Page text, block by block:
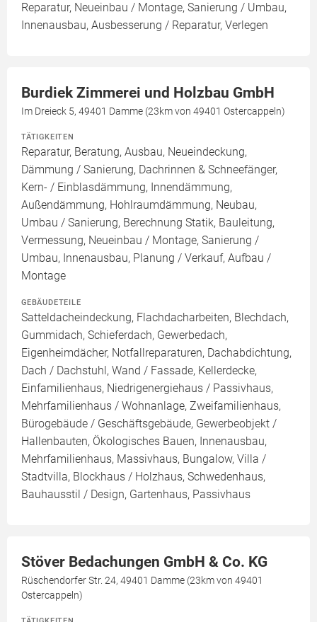
Reparatur, Neueinbau / Montage, Sanierung / Umbau,
Innenausbau, Ausbesserung / Reparatur, Verlegen
Burdiek Zimmerei und Holzbau GmbH
Im Dreieck 5, 49401 Damme (23km von 49401 Ostercappeln)
TÄTIGKEITEN
Reparatur, Beratung, Ausbau, Neueindeckung,
Dämmung / Sanierung, Dachrinnen & Schneefänger,
Kern- / Einblasdämmung, Innendämmung,
Außendämmung, Hohlraumdämmung, Neubau,
Umbau / Sanierung, Berechnung Statik, Bauleitung,
Vermessung, Neueinbau / Montage, Sanierung /
Umbau, Innenausbau, Planung / Verkauf, Aufbau /
Montage
GEBÄUDETEILE
Satteldacheindeckung, Flachdacharbeiten, Blechdach,
Gummidach, Schieferdach, Gewerbedach,
Eigenheimdächer, Notfallreparaturen, Dachabdichtung,
Dach / Dachstuhl, Wand / Fassade, Kellerdecke,
Einfamilienhaus, Niedrigenergiehaus / Passivhaus,
Mehrfamilienhaus / Wohnanlage, Zweifamilienhaus,
Bürogebäude / Geschäftsgebäude, Gewerbeobjekt /
Hallenbauten, Ökologisches Bauen, Innenausbau,
Mehrfamilienhaus, Massivhaus, Bungalow, Villa /
Stadtvilla, Blockhaus / Holzhaus, Schwedenhaus,
Bauhausstil / Design, Gartenhaus, Passivhaus
Stöver Bedachungen GmbH & Co. KG
Rüschendorfer Str. 24, 49401 Damme (23km von 49401
Ostercappeln)